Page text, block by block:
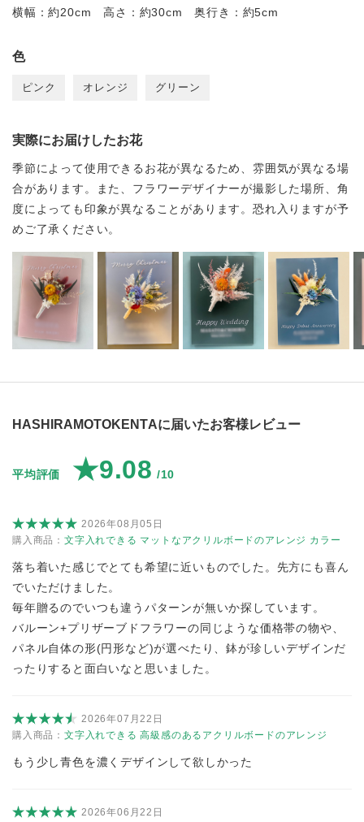
横幅：約20cm 高さ：約30cm 奥行き：約5cm
色
ピンク オレンジ グリーン
実際にお届けしたお花
季節によって使用できるお花が異なるため、雰囲気が異なる場
合があります。また、フラワーデザイナーが撮影した場所、角
度によっても印象が異なることがあります。恐れ入りますが予
めご了承ください。
HASHIRAMOTOKENTAに届いたお客様レビュー
平均評価 ★9.08 /10
2026年08月05日
購入商品： 文字入れできる マットなアクリルボードのアレンジ カラー
落ち着いた感じでとても希望に近いものでした。先方にも喜ん
でいただけました。
毎年贈るのでいつも違うパターンが無いか探しています。
バルーン+プリザーブドフラワーの同じような価格帯の物や、
パネル自体の形(円形など)が選べたり、鉢が珍しいデザインだ
ったりすると面白いなと思いました。
2026年07月22日
購入商品： 文字入れできる 高級感のあるアクリルボードのアレンジ
もう少し青色を濃くデザインして欲しかった
2026年06月22日